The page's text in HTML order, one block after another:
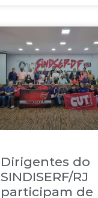
Dirigentes do
SINDISERF/RJ
participam de